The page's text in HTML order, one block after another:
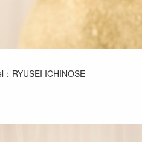
：RYUSEI ICHINOSE